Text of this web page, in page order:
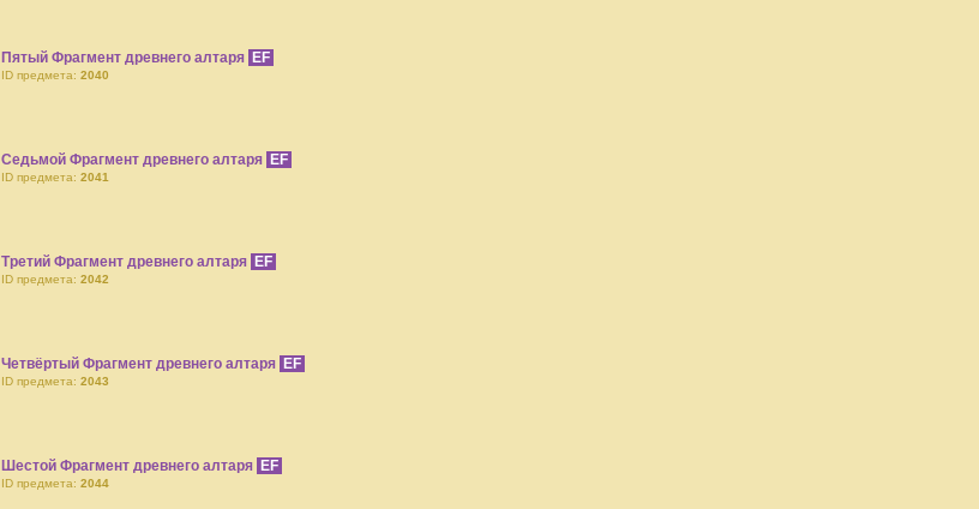
Пятый Фрагмент древнего алтаря EF
ID предмета: 2040
Седьмой Фрагмент древнего алтаря EF
ID предмета: 2041
Третий Фрагмент древнего алтаря EF
ID предмета: 2042
Четвёртый Фрагмент древнего алтаря EF
ID предмета: 2043
Шестой Фрагмент древнего алтаря EF
ID предмета: 2044